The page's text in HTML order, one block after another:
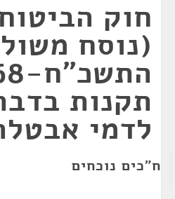
חוק
(נוסח
תקנות
לדמי
ח"כים נוכחים